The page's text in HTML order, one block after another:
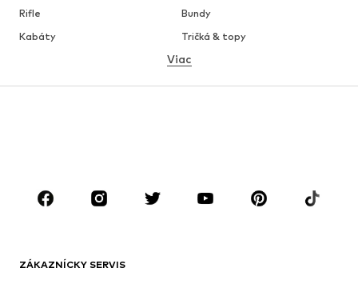
Rifle
Bundy
Kabáty
Tričká & topy
Bielizeň
Sukne
Blúzky & tuniky
Doplnky
Premium
Nové
Viac
ZÁKAZNÍCKY SERVIS